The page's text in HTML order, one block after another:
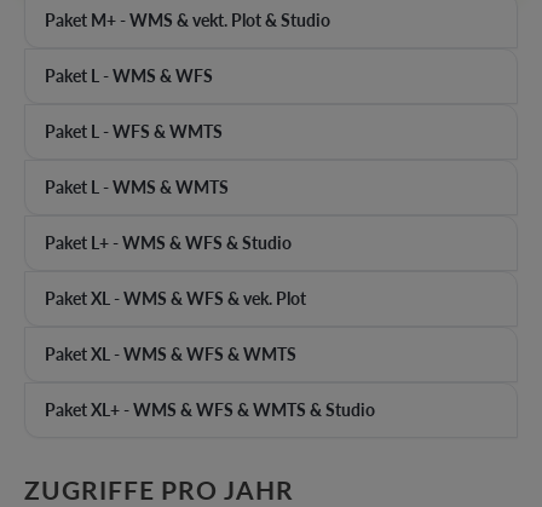
Paket M+ - WMS & vekt. Plot & Studio
Paket L - WMS & WFS
Paket L - WFS & WMTS
Paket L - WMS & WMTS
Paket L+ - WMS & WFS & Studio
Paket XL - WMS & WFS & vek. Plot
Paket XL - WMS & WFS & WMTS
Paket XL+ - WMS & WFS & WMTS & Studio
ZUGRIFFE PRO JAHR